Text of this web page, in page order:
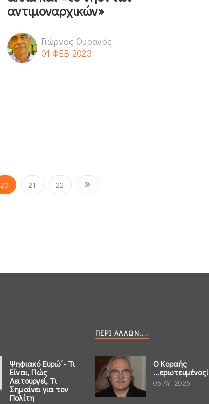
αντιμοναρχικών»
Γιώργος Ουρανός
01 ΦΕΒ 2023
20 21 22
Ψηφιακό Ευρώ΄- Τι
Είναι, Πώς
Λειτουργεί, Τι
Σημαίνει για τον
Πολίτη
ΠΕΡΊ ΆΛΛΩΝ....
Ο Κοραής
...ερωτευμένος!
06 ΑΥΓ 2026